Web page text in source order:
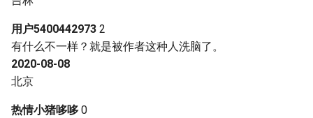
用户5400442973 2
有什么不一样？就是被作者这种人洗脑了。
2020-08-08
北京
热情小猪哆哆0